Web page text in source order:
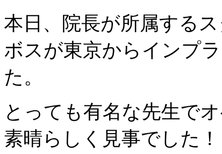
本日、院長が所属する
ボスが東京からインプ
た。
とっても有名な先生で
素晴らしく見事でした！